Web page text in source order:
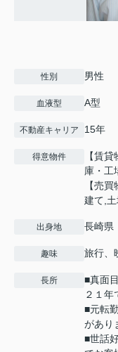
性別 男性
血液型 A型
不動産キャリア 15年
得意物件
【賃
庫・工
【売
建て,
出身地 長崎県
趣味 旅行、
長所
■真面
２１年
■元転
があり
■世話